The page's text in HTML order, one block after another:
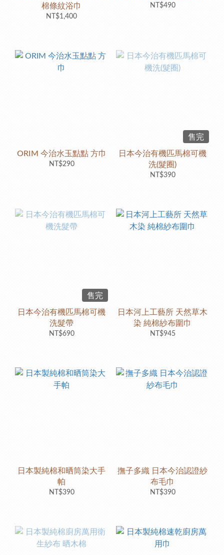
棉條紋浴巾
NT$1,400
NT$490
ORIM 今治水玉點點 方巾
NT$290
售完
日本今治有機匹馬棉可機
洗(髮圈)
NT$390
售完
日本今治有機匹馬棉可機
洗髮帶
NT$690
日本河上工藝所 天然草木
染 純棉紗布圍巾
NT$945
日本製純棉和晒筒染大手
帕
NT$390
撫子多織 日本今治認證紗
布毛巾
NT$390